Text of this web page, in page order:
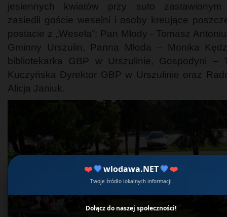
❤️ 💙wlodawa.NET 💙❤️
Twoje źródło lokalnych informacji
Dołącz do naszej społeczności!
jesiennych kwiatów przy suto zastawionym
zasiedli goście weselni i osoby kreujące
postacie z „Wesela”: Pan Młody - Tomasz
Gminny Urszulin, Panna Młoda – Monika
bibliotekarka GBP w Urszulinie, Gospodyni –
Kuczyńska Dyrektor GBP w Urszulinie oraz
Alicja Janiuk.